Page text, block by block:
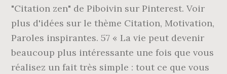
"Citation zen" de Piboivin sur Pinterest. Voir
plus d'idées sur le thème Citation, Motivation,
Paroles inspirantes. 57 « La vie peut devenir
beaucoup plus intéressante une fois que vous
réalisez un fait très simple : tout ce que vous